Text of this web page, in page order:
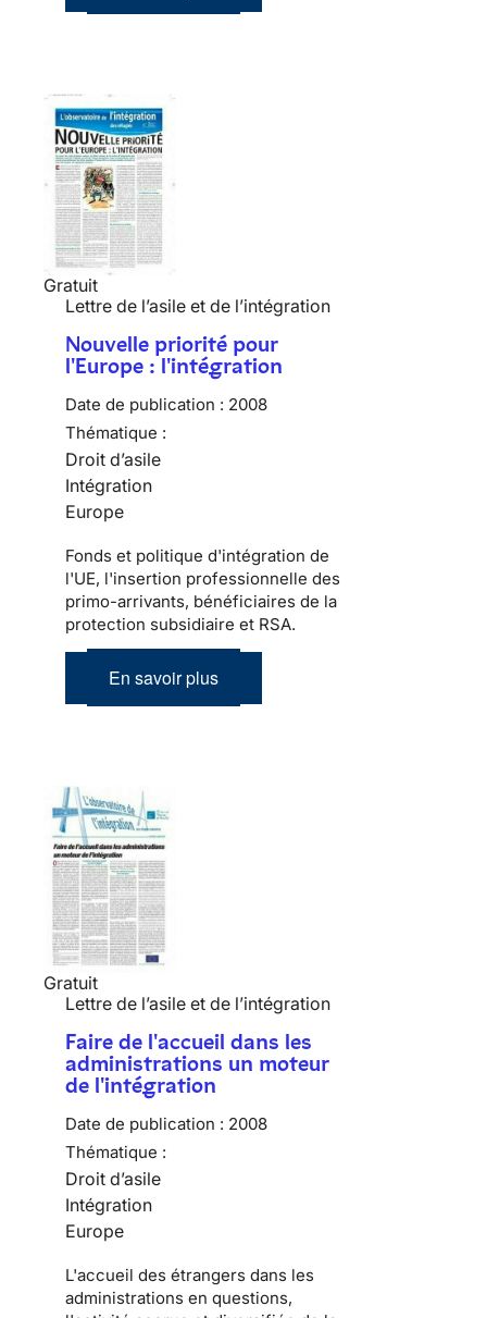
Gratuit
Lettre de l’asile et de l’intégration
Nouvelle priorité pour
l'Europe : l'intégration
Date de publication : 2008
Thématique :
Droit d’asile
Intégration
Europe
Fonds et politique d'intégration de
l'UE, l'insertion professionnelle des
primo-arrivants, bénéficiaires de la
protection subsidiaire et RSA.
En savoir plus
Gratuit
Lettre de l’asile et de l’intégration
Faire de l'accueil dans les
administrations un moteur
de l'intégration
Date de publication : 2008
Thématique :
Droit d’asile
Intégration
Europe
L'accueil des étrangers dans les
administrations en questions,